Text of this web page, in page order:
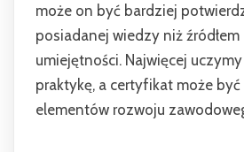
może on być bardziej
posiadanej wiedzy niż źródłem
umiejętności. Najwięcej
praktykę, a certyfikat może
elementów rozwoju